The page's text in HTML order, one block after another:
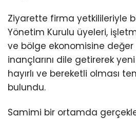
Ziyarette firma yetkilileriyle
Yönetim Kurulu üyeleri,
ve bölge ekonomisine
inançlarını dile getirerek yeni
hayırlı ve bereketli olması
bulundu.
Samimi bir ortamda